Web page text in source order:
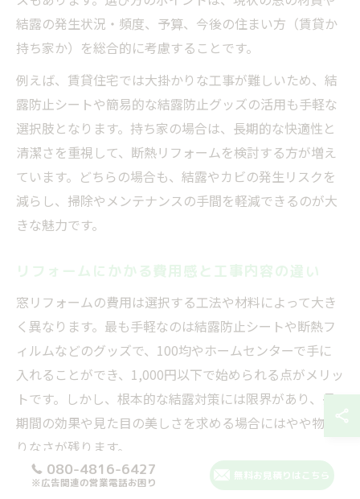
結露の発生状況・頻度、予算、今後の住まい方（賃貸か
持ち家か）を総合的に考慮することです。
例えば、賃貸住宅では大掛かりな工事が難しいため、結
露防止シートや簡易的な結露防止グッズの活用も手軽な
選択肢となります。持ち家の場合は、長期的な快適性と
清潔さを重視して、断熱リフォームを検討する方が増え
ています。どちらの場合も、結露やカビの発生リスクを
減らし、掃除やメンテナンスの手間を軽減できるのが大
きな魅力です。
リフォームにかかる費用感と工事内容の違い
窓リフォームの費用は選択する工法や材料によって大き
く異なります。最も手軽なのは結露防止シートや断熱フ
ィルムなどのグッズで、100均やホームセンターで手に
入れることができ、1,000円以下で始められる点がメリッ
トです。しかし、根本的な結露対策には限界があり、長
期間の効果や見た目の美しさを求める場合にはやや物足
りなさが残ります。
一方で、内窓（二重窓）の設置や既存窓の断熱ガラスへ
080-4816-6427
※広告関連の営業電話お困り
無料お見積りはこちら